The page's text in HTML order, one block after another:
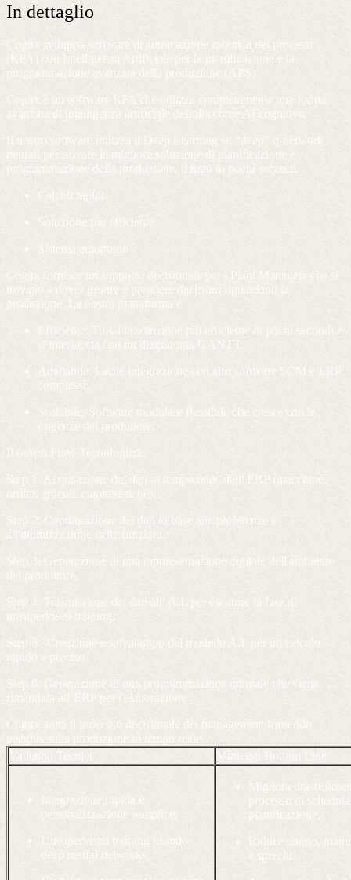
In dettaglio
Cogitx sviluppa software di automazione robotica dei processi
(RPA) con Intelligenza Artificiale per la pianificazione e la
programmazione avanzata della produzione (APS).
Cogitx è un software RPA che utilizza completamente una forma
avanzata di intelligenza artificiale definita come AI cognitiva.
Il nostro software utilizza il Deep Learning su “deep” q-network
neurali per trovare la migliore soluzione di pianificazione e
programmazione della produzione, il tutto in pochi secondi.
Calcoli rapidi
Soluzione più efficiente
Sistema autonomo
Cogitx fornisce un supporto decisionale per i Plant Managers che si
trovano a dover gestire e prendere decisioni riguardanti la
produzione. La nostra piattaforma è:
Efficiente: Trova la soluzione più efficiente in pochi secondi e
si interfaccia con un diagramma GANTT;
Adattabile: Facile integrazione con altri software SCM e ERP
complessi;
Scalabile: Software modulare flessibile che cresce con le
esigenze del produttore;
Il nostro Flow Tecnologico:
Step 1: Acquisizione dei dati in tempo reale dall' ERP (macchine,
ordini, articoli, caratteristiche),
Step 2: Combinazione dei dati in base alle preferenze e
all'ottimizzazione delle funzioni,
Step 3: Generazione di una rappresentazione digitale dell'ambiente
del produttore,
Step 4: Trasmissione dei dati all' A.I. per eseguire la fase di
unsupervised training,
Step 5: Creazione e salvataggio del modello A.I. per un calcolo
rapido e preciso,
Step 6: Generazione di una programmazione ottimale che viene
rimandata all’ERP per l'elaborazione
Cogitx aiuta il processo decisionale del management fornendo
insights sulla produzione in tempo reale.
Vantaggi Tecnici
Vantaggi Bottom Line
Integrazione rapida e
personalizzazione semplice,
Unsupervised training usando
deep neural networks,
Migliora
processo di
pianificazione,
Riduce tempo,